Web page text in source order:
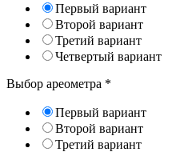
Первый вариант
Второй вариант
Третий вариант
Четвертый вариант
Выбор ареометра *
Первый вариант
Второй вариант
Третий вариант